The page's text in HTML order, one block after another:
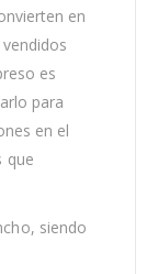
en
es
para
en el
que
siendo